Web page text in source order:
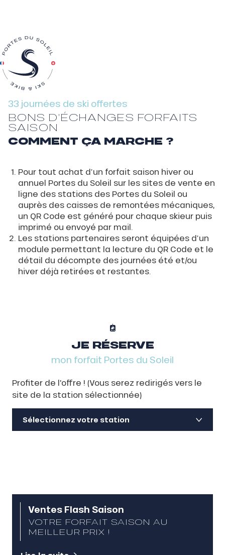
33 journées de ski offertes
BONS D’ÉCHANGES FORFAITS
SAISON
COMMENT ÇA MARCHE ?
Pour tout achat d’un forfait saison hiver ou
annuel Portes du Soleil sur les sites de vente en
ligne des stations des Portes du Soleil ou
auprès des caisses de remontées mécaniques,
un QR Code est généré pour chaque skieur puis
imprimé ou envoyé par mail.
Les stations partenaires seront équipées d’un
module permettant la lecture du QR Code et le
détail du décompte des journées été et/ou
hiver déjà retirées et restantes.
JE RÉSERVE
mon forfait Portes du Soleil
Profiter de l'offre ! (Vous serez redirigés vers le
site de la station sélectionnée)
Sélectionnez votre station
Ventes Flash Saison
VOTRE FORFAIT SAISON AU
MEILLEUR PRIX !